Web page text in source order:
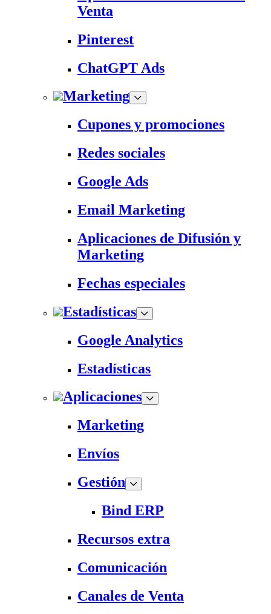
Venta
Pinterest
ChatGPT Ads
Marketing
Cupones y promociones
Redes sociales
Google Ads
Email Marketing
Aplicaciones de Difusión y
Marketing
Fechas especiales
Estadísticas
Google Analytics
Estadísticas
Aplicaciones
Marketing
Envíos
Gestión
Bind ERP
Recursos extra
Comunicación
Canales de Venta